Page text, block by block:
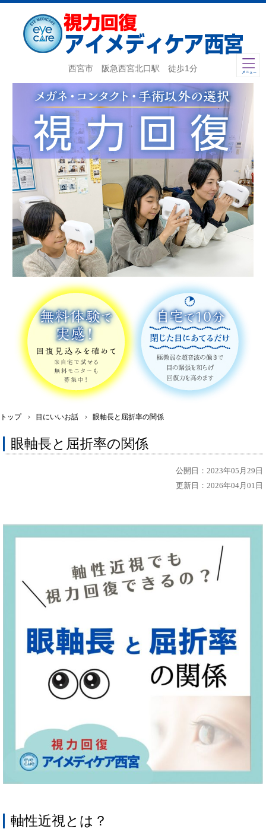
西宮市 阪急西宮北口駅 徒歩1分
トップ 目にいいお話 眼軸長と屈折率の関係
眼軸長と屈折率の関係
公開日：2023年05月29日
更新日：2026年04月01日
軸性近視とは？